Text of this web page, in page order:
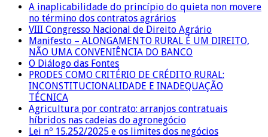
A inaplicabilidade do princípio do quieta non movere
no término dos contratos agrários
VIII Congresso Nacional de Direito Agrário
Manifesto – ALONGAMENTO RURAL É UM DIREITO,
NÃO UMA CONVENIÊNCIA DO BANCO
O Diálogo das Fontes
PRODES COMO CRITÉRIO DE CRÉDITO RURAL:
INCONSTITUCIONALIDADE E INADEQUAÇÃO
TÉCNICA
Agricultura por contrato: arranjos contratuais
híbridos nas cadeias do agronegócio
Lei nº 15.252/2025 e os limites dos negócios